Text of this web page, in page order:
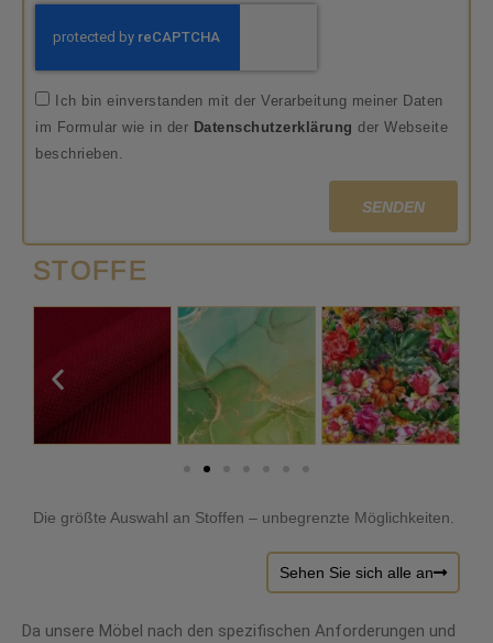
Ich bin einverstanden mit der Verarbeitung meiner Daten
im Formular wie in der Datenschutzerklärung der Webseite
beschrieben.
SENDEN
STOFFE
Die größte Auswahl an Stoffen – unbegrenzte Möglichkeiten.
Sehen Sie sich alle an
Da unsere Möbel nach den spezifischen Anforderungen und